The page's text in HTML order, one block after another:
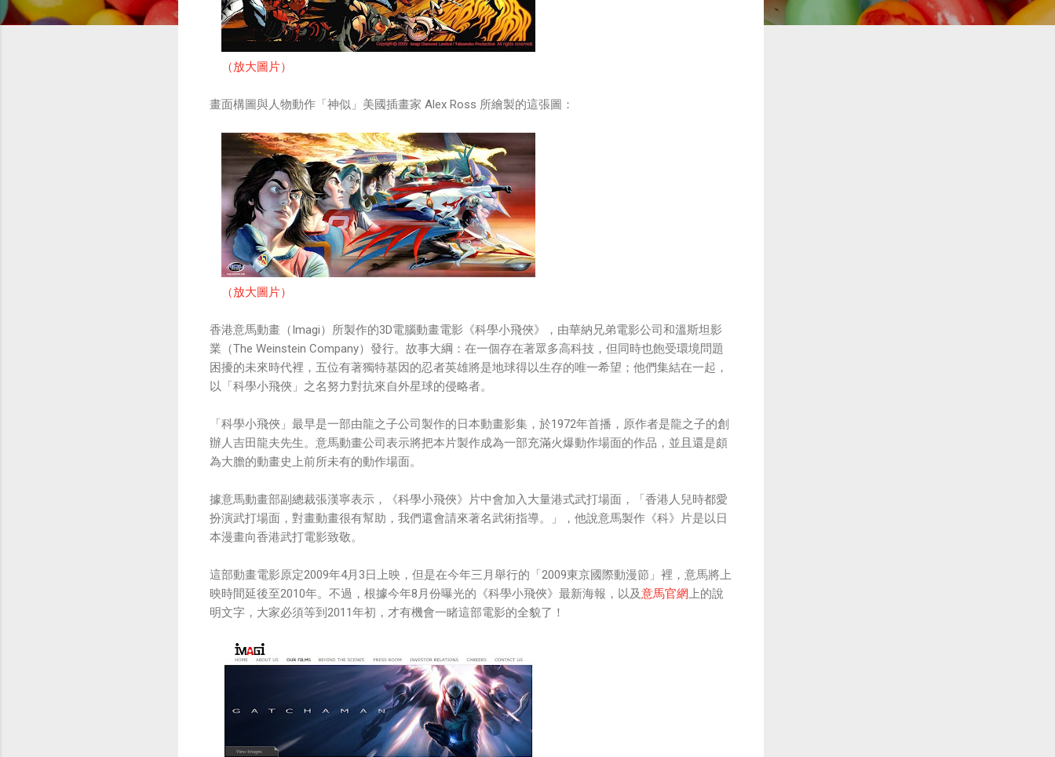
（放大圖片）
畫面構圖與人物動作「神似」美國插畫家 Alex Ross 所繪製的這張圖：
（放大圖片）
香港意馬動畫（Imagi）所製作的3D電腦動畫電影《科學小飛俠》，由華納兄弟電影公司和溫斯坦影
業（The Weinstein Company）發行。故事大綱：在一個存在著眾多高科技，但同時也飽受環境問題
困擾的未來時代裡，五位有著獨特基因的忍者英雄將是地球得以生存的唯一希望；他們集結在一起，
以「科學小飛俠」之名努力對抗來自外星球的侵略者。
「科學小飛俠」最早是一部由龍之子公司製作的日本動畫影集，於1972年首播，原作者是龍之子的創
辦人吉田龍夫先生。意馬動畫公司表示將把本片製作成為一部充滿火爆動作場面的作品，並且還是頗
為大膽的動畫史上前所未有的動作場面。
據意馬動畫部副總裁張漢寧表示，《科學小飛俠》片中會加入大量港式武打場面，「香港人兒時都愛
扮演武打場面，對畫動畫很有幫助，我們還會請來著名武術指導。」，他說意馬製作《科》片是以日
本漫畫向香港武打電影致敬。
這部動畫電影原定2009年4月3日上映，但是在今年三月舉行的「2009東京國際動漫節」裡，意馬將上
映時間延後至2010年。不過，根據今年8月份曝光的《科學小飛俠》最新海報，以及意馬官網 上的說
明文字，大家必須等到2011年初，才有機會一睹這部電影的全貌了！